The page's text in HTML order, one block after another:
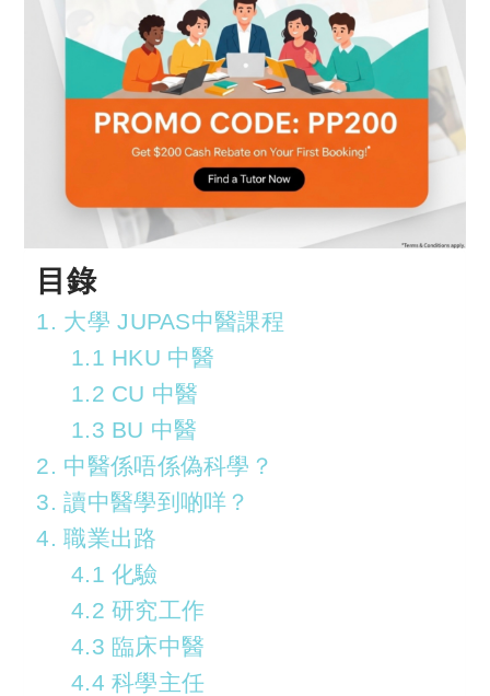
目錄
1. 大學 JUPAS中醫課程
1.1 HKU 中醫
1.2 CU 中醫
1.3 BU 中醫
2. 中醫係唔係偽科學？
3. 讀中醫學到啲咩？
4. 職業出路
4.1 化驗
4.2 研究工作
4.3 臨床中醫
4.4 科學主任